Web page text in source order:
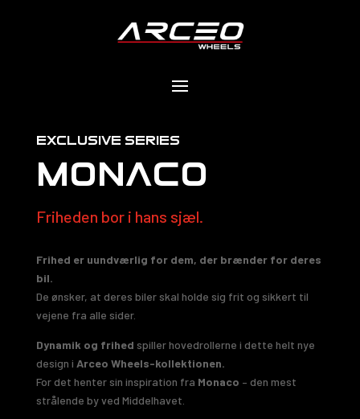
exclusıve serıes
MONACO
Friheden bor i hans sjæl.
Frihed er uundværlig for dem, der brænder for deres
bil.
De ønsker, at deres biler skal holde sig frit og sikkert til
vejene fra alle sider.
Dynamik og frihed spiller hovedrollerne i dette helt nye
design i Arceo Wheels-kollektionen.
For det henter sin inspiration fra Monaco – den mest
strålende by ved Middelhavet.